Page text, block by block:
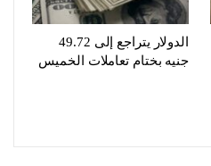
الدولار يتراجع إلى 49.72
جنيه بختام تعاملات الخميس